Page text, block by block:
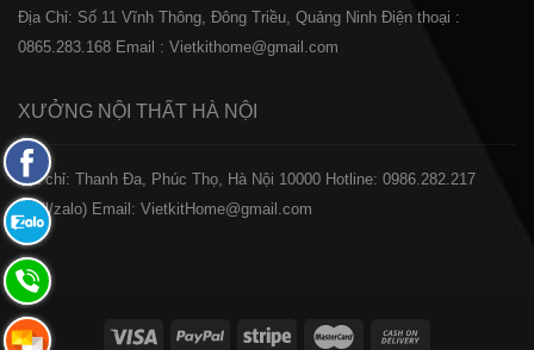
Địa Chỉ: Số 11 Vĩnh Thông, Đông Triều, Quảng Ninh Điện thoại :
0865.283.168 Email : Vietkithome@gmail.com
XƯỞNG NỘI THẤT HÀ NỘI
️Địa chỉ: Thanh Đa, Phúc Thọ, Hà Nội 10000 Hotline: 0986.282.217
(Call/zalo) Email: VietkitHome@gmail.com
Fanpage
Facebook
Zalo:
0865.283.168
Hotline:
0865.283.168
Hotline: